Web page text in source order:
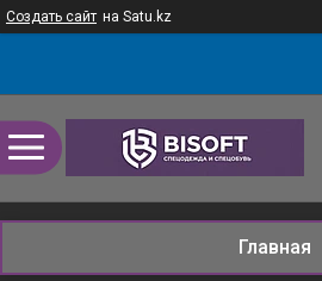
Создать сайт на Satu.kz
Главная